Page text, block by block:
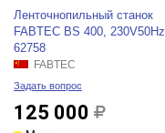
Ленточнопильный станок
FABTEC BS 400, 230V50Hz,
62758
FABTEC
Задать вопрос
125 000